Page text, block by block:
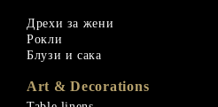
Дрехи за жени
Рокли
Блузи и сака
Art & Decorations